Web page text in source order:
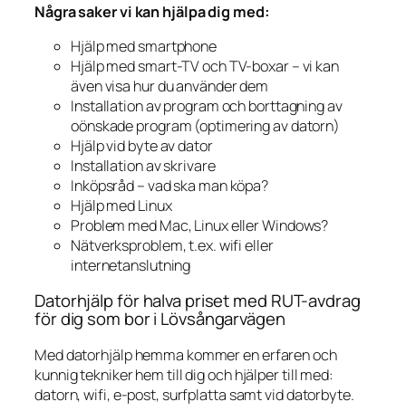
Några saker vi kan hjälpa dig med:
Hjälp med smartphone
Hjälp med smart-TV och TV-boxar – vi kan
även visa hur du använder dem
Installation av program och borttagning av
oönskade program (optimering av datorn)
Hjälp vid byte av dator
Installation av skrivare
Inköpsråd – vad ska man köpa?
Hjälp med Linux
Problem med Mac, Linux eller Windows?
Nätverksproblem, t.ex. wifi eller
internetanslutning
Datorhjälp för halva priset med RUT-avdrag
för dig som bor i Lövsångarvägen
Med datorhjälp hemma kommer en erfaren och
kunnig tekniker hem till dig och hjälper till med:
datorn, wifi, e-post, surfplatta samt vid datorbyte.